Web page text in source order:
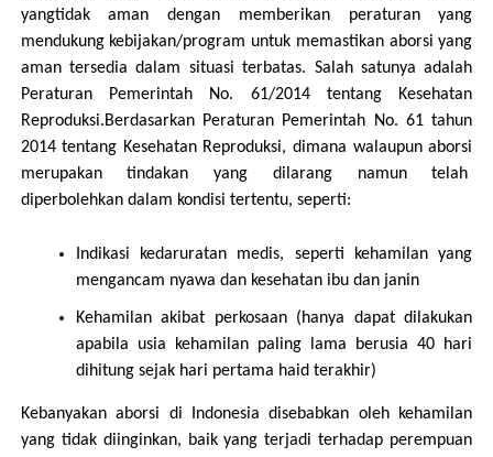
yangtidak aman dengan memberikan peraturan yang
mendukung kebijakan/program untuk memastikan aborsi yang
aman tersedia dalam situasi terbatas. Salah satunya adalah
Peraturan Pemerintah No. 61/2014 tentang Kesehatan
Reproduksi.Berdasarkan Peraturan Pemerintah No. 61 tahun
2014 tentang Kesehatan Reproduksi, dimana walaupun aborsi
merupakan tindakan yang dilarang namun telah
diperbolehkan dalam kondisi tertentu, seperti:
Indikasi kedaruratan medis, seperti kehamilan yang
mengancam nyawa dan kesehatan ibu dan janin
Kehamilan akibat perkosaan (hanya dapat dilakukan
apabila usia kehamilan paling lama berusia 40 hari
dihitung sejak hari pertama haid terakhir)
Kebanyakan aborsi di Indonesia disebabkan oleh kehamilan
yang tidak diinginkan, baik yang terjadi terhadap perempuan